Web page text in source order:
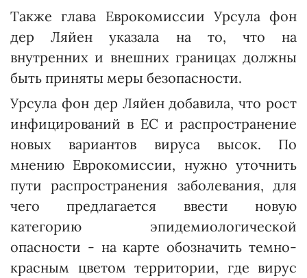
Также глава Еврокомиссии Урсула фон
дер Ляйен указала на то, что на
внутренних и внешних границах должны
быть приняты меры безопасности.
Урсула фон дер Ляйен добавила, что рост
инфицирований в ЕС и распространение
новых вариантов вируса высок. По
мнению Еврокомиссии, нужно уточнить
пути распространения заболевания, для
чего предлагается ввести новую
категорию эпидемиологической
опасности - на карте обозначить темно-
красным цветом территории, где вирус